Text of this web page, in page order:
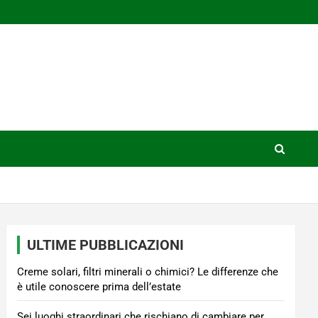
ULTIME PUBBLICAZIONI
Creme solari, filtri minerali o chimici? Le differenze che
è utile conoscere prima dell’estate